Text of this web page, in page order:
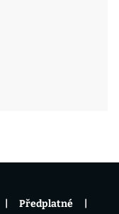
Předplatné